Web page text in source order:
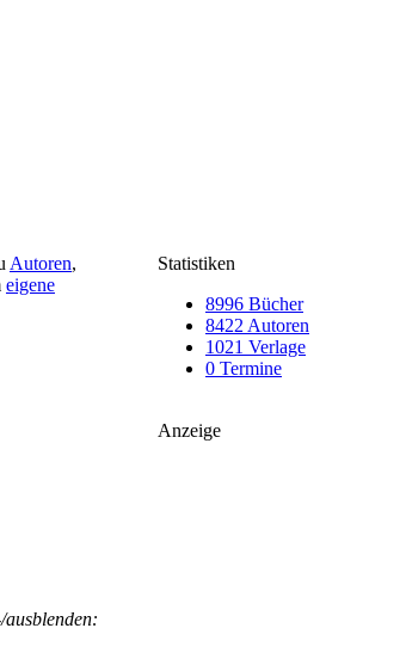
Statistiken
8996 Bücher
8422 Autoren
1021 Verlage
0 Termine
Anzeige
Autoren,
eigene
ausblenden: